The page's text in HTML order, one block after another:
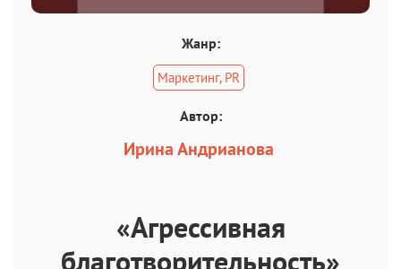
Жанр:
Маркетинг, PR
Автор:
Ирина Андрианова
«Агрессивная
благотворительность»